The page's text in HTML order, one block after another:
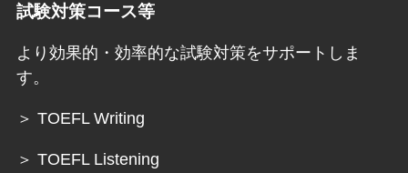
試験対策コース等
より効果的・効率的な試験対策をサポートしま
す。
＞ TOEFL Writing
＞ TOEFL Listening